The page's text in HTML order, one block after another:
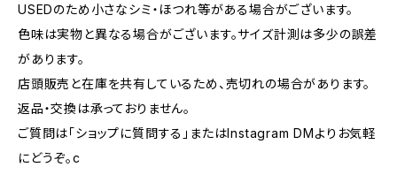
USEDのため小さなシミ・ほつれ等がある場合がございます。
色味は実物と異なる場合がございます。サイズ計測は多少の誤差
があります。
店頭販売と在庫を共有しているため、売切れの場合があります。
返品・交換は承っておりません。
ご質問は「ショップに質問する」またはInstagram DMよりお気軽
にどうぞ。c